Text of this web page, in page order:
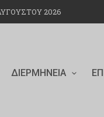
2026
ΔΙΕΡΜΗΝΕΊΑ